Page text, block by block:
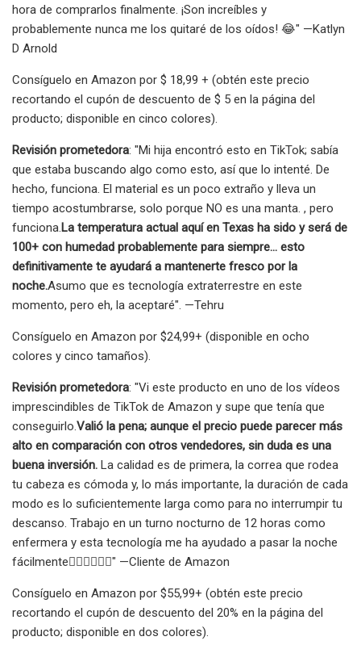
hora de comprarlos finalmente. ¡Son increíbles y
probablemente nunca me los quitaré de los oídos! 😂" —Katlyn
D Arnold
Consíguelo en Amazon por $ 18,99 + (obtén este precio
recortando el cupón de descuento de $ 5 en la página del
producto; disponible en cinco colores).
Revisión prometedora: "Mi hija encontró esto en TikTok; sabía
que estaba buscando algo como esto, así que lo intenté. De
hecho, funciona. El material es un poco extraño y lleva un
tiempo acostumbrarse, solo porque NO es una manta. , pero
funciona.La temperatura actual aquí en Texas ha sido y será de
100+ con humedad probablemente para siempre... esto
definitivamente te ayudará a mantenerte fresco por la
noche.Asumo que es tecnología extraterrestre en este
momento, pero eh, la aceptaré". —Tehru
Consíguelo en Amazon por $24,99+ (disponible en ocho
colores y cinco tamaños).
Revisión prometedora: "Vi este producto en uno de los vídeos
imprescindibles de TikTok de Amazon y supe que tenía que
conseguirlo.Valió la pena; aunque el precio puede parecer más
alto en comparación con otros vendedores, sin duda es una
buena inversión. La calidad es de primera, la correa que rodea
tu cabeza es cómoda y, lo más importante, la duración de cada
modo es lo suficientemente larga como para no interrumpir tu
descanso. Trabajo en un turno nocturno de 12 horas como
enfermera y esta tecnología me ha ayudado a pasar la noche
fácilmente👍🏽👍🏽👍🏽" —Cliente de Amazon
Consíguelo en Amazon por $55,99+ (obtén este precio
recortando el cupón de descuento del 20% en la página del
producto; disponible en dos colores).